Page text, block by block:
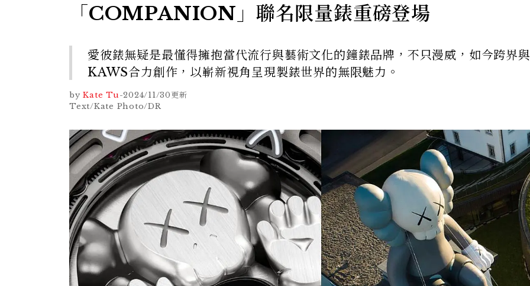
「COMPANION」聯名限量錶重磅登場
愛彼錶無疑是最懂得擁抱當代流行與藝術文化的鐘錶品牌，不只漫威，如今跨界與
KAWS合力創作，以嶄新視角呈現製錶世界的無限魅力。
by Kate Tu-2024/11/30更新
Text/Kate Photo/DR